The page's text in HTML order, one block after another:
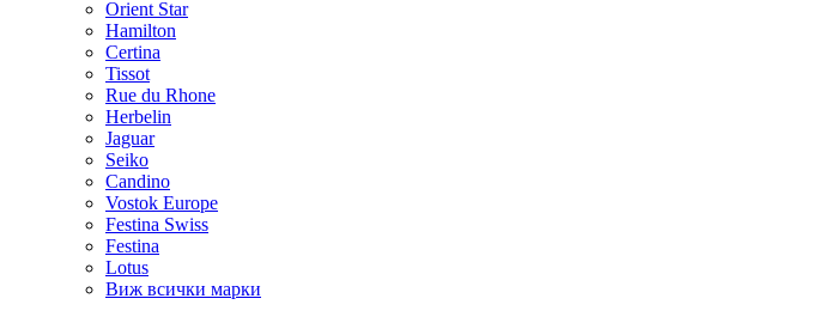
Orient Star
Hamilton
Certina
Tissot
Rue du Rhone
Herbelin
Jaguar
Seiko
Candino
Vostok Europe
Festina Swiss
Festina
Lotus
Виж всички марки